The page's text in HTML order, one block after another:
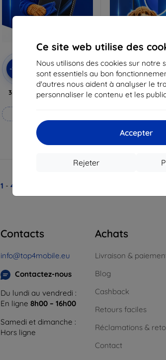
Ce site web utilise des
Nous utilisons des cookies sur notre
sont essentiels au bon
d'autres nous aident à analyser le
personnaliser le contenu et les
Accepter
Rejeter
-10%
Réduction
avec
coupon
EXTRA10
3mk Anti-Shock verre de
protection
17,90 €
16,12 €
-10%
avec
coupon
3mk Pure Matt
13,90 €
12,50
1 - 4
Contacts
info@top4mobile.eu
Contactez-nous
Du lundi au vendredi :
En ligne 8h00 – 16h00
Samedi et dimanche :
Hors ligne
Achats
Livraison &
Blog
Cashback
Retours faciles
Réclamations &
Contact